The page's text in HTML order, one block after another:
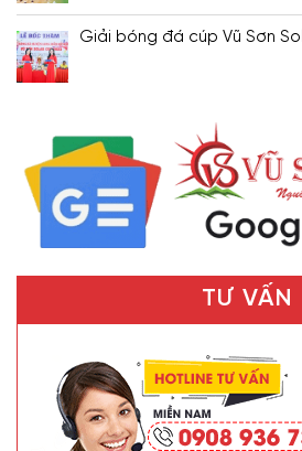
Giải bóng đá cúp Vũ Sơn
TƯ VẤN